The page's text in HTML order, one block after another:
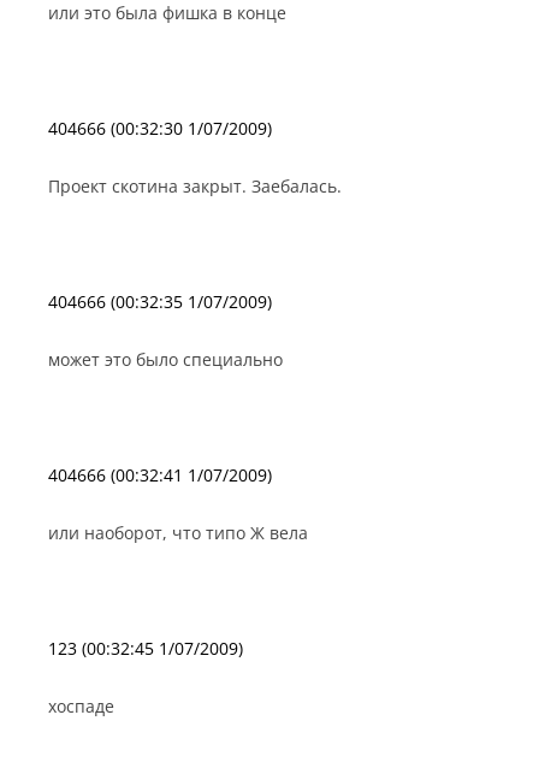
или это была фишка в конце
404666 (00:32:30 1/07/2009)
Проект скотина закрыт. Заебалась.
404666 (00:32:35 1/07/2009)
может это было специально
404666 (00:32:41 1/07/2009)
или наоборот, что типо Ж вела
123 (00:32:45 1/07/2009)
хоспаде